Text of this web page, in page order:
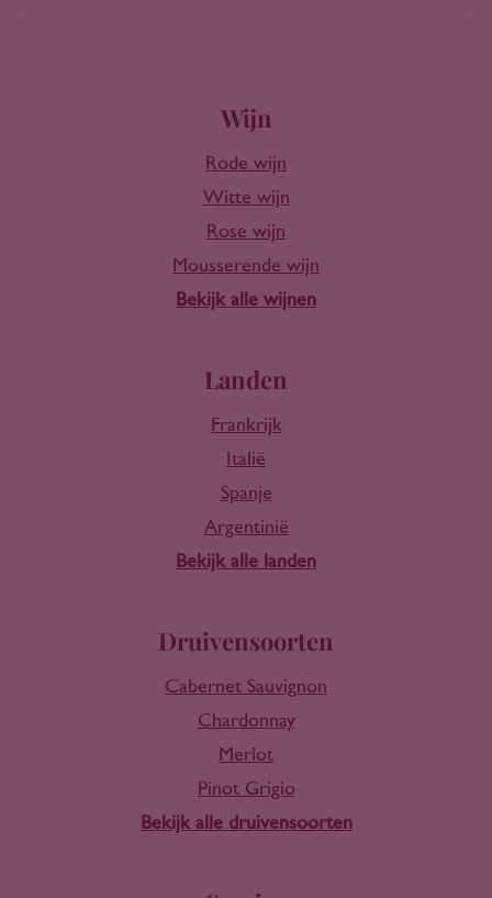
Wijn
Rode wijn
Witte wijn
Rose wijn
Mousserende wijn
Bekijk alle wijnen
Landen
Frankrijk
Italië
Spanje
Argentinië
Bekijk alle landen
Druivensoorten
Cabernet Sauvignon
Chardonnay
Merlot
Pinot Grigio
Bekijk alle druivensoorten